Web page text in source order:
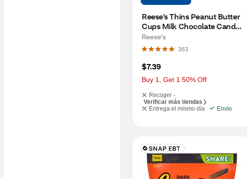
Reese's Thins Peanut Butter
Cups Milk Chocolate Candy,
7.37 OZ
Reese's
363
$7.39
Buy 1, Get 1 50% Off
Recoger -
Verificar más tiendas
Entrega el mismo día
Envío